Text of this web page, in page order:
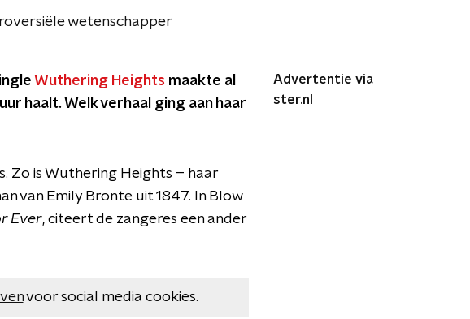
wetenschapper
Wuthering Heights maakte al
haalt. Welk verhaal ging aan haar
Zo is Wuthering Heights – haar
van Emily Bronte uit 1847. In Blow
Ever, citeert de zangeres een ander
voor social media cookies.
Advertentie via
ster.nl